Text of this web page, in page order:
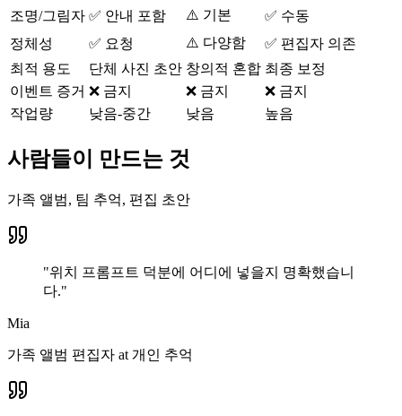
조명/그림자 ✅ 안내 포함 ⚠️ 기본
✅ 수동
정체성
✅ 요청 ⚠️ 다양함
✅ 편집자 의존
최적 용도
단체 사진 초안 창의적 혼합 최종 보정
이벤트 증거 ❌ 금지 ❌ 금지
❌ 금지
작업량
낮음-중간 낮음 높음
사람들이 만드는 것
가족 앨범, 팀 추억, 편집 초안
"위치 프롬프트 덕분에 어디에 넣을지 명확했습니
다."
Mia
가족 앨범 편집자 at 개인 추억